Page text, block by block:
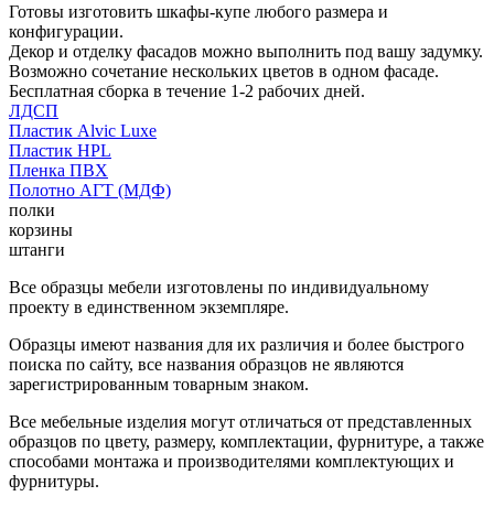
Готовы изготовить шкафы-купе любого размера и
конфигурации.
Декор и отделку фасадов можно выполнить под вашу задумку.
Возможно сочетание нескольких цветов в одном фасаде.
Бесплатная сборка в течение 1-2 рабочих дней.
ЛДСП
Пластик Alvic Luxe
Пластик HPL
Пленка ПВХ
Полотно АГТ (МДФ)
полки
корзины
штанги
Все образцы мебели изготовлены по индивидуальному
проекту в единственном экземпляре.
Образцы имеют названия для их различия и более быстрого
поиска по сайту, все названия образцов не являются
зарегистрированным товарным знаком.
Все мебельные изделия могут отличаться от представленных
образцов по цвету, размеру, комплектации, фурнитуре, а также
способами монтажа и производителями комплектующих и
фурнитуры.